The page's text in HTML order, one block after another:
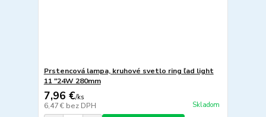
Prstencová lampa, kruhové svetlo ring ľad light
11 "24W 280mm
7,96 €/ks
6,47 € bez DPH Skladom